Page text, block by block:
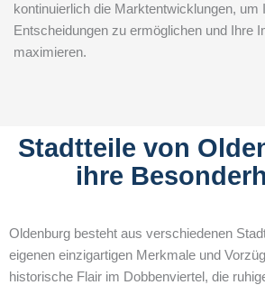
kontinuierlich die Marktentwicklungen, um
Entscheidungen zu ermöglichen und Ihre
maximieren.
Stadtteile von
ihre
Oldenburg besteht aus verschiedenen
eigenen einzigartigen Merkmale und
historische Flair im Dobbenviertel, die